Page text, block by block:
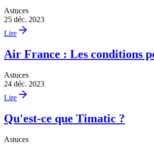
Astuces
25 déc. 2023
Lire
Air France : Les conditions
Astuces
24 déc. 2023
Lire
Qu'est-ce que Timatic ?
Astuces